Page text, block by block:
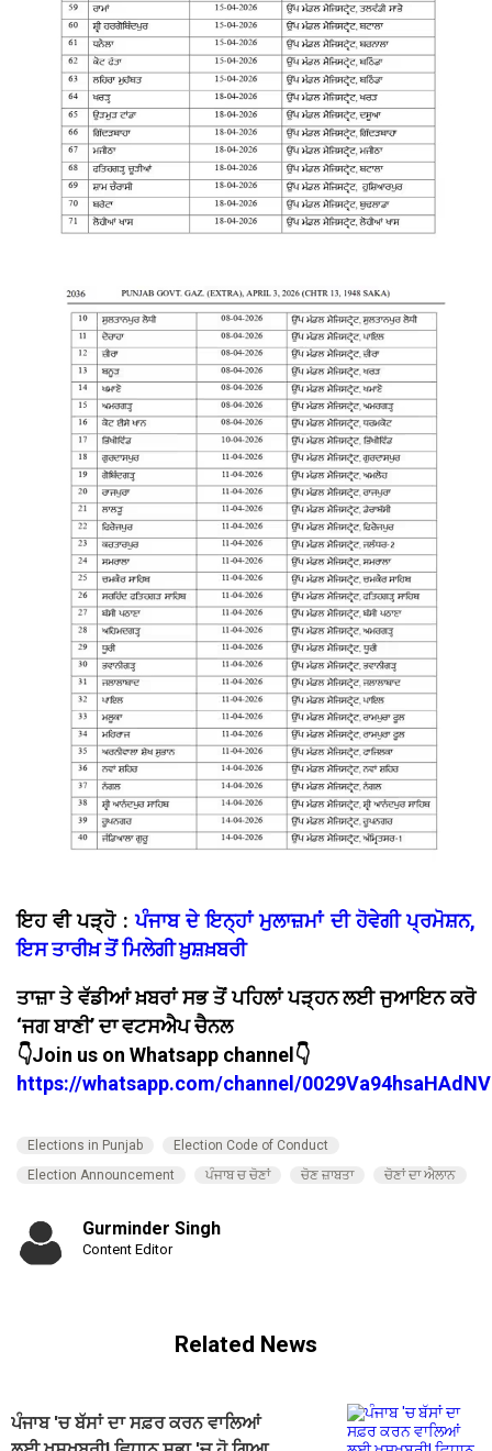
ਇਹ ਵੀ ਪੜ੍ਹੋ :ਪੰਜਾਬ ਦੇ ਇਨ੍ਹਾਂ ਮੁਲਾਜ਼ਮਾਂ ਦੀ ਹੋਵੇਗੀ ਪ੍ਰਮੋਸ਼ਨ,
ਇਸ ਤਾਰੀਖ਼ ਤੋਂ ਮਿਲੇਗੀ ਖ਼ੁਸ਼ਖ਼ਬਰੀ
ਤਾਜ਼ਾ ਤੇ ਵੱਡੀਆਂ ਖ਼ਬਰਾਂ ਸਭ ਤੋਂ ਪਹਿਲਾਂ ਪੜ੍ਹਨ ਲਈ ਜੁਆਇਨ ਕਰੋ
‘ਜਗ ਬਾਣੀ’ ਦਾ ਵਟਸਐਪ ਚੈਨਲ
👇Join us on Whatsapp channel👇
https://whatsapp.com/channel/
Elections in Punjab
Election Code of Conduct
Election Announcement
ਪੰਜਾਬ ਚ ਚੋਣਾਂ ਚੋਣ ਜ਼ਾਬਤਾ ਚੋਣਾਂ ਦਾ ਐਲਾਨ
Gurminder Singh
Content Editor
Related News
ਪੰਜਾਬ 'ਚ ਬੱਸਾਂ ਦਾ ਸਫ਼ਰ ਕਰਨ ਵਾਲਿਆਂ